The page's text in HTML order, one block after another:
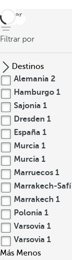
volver
Filtrar por
Destinos
Alemania 2
Hamburgo 1
Sajonia 1
Dresden 1
España 1
Murcia 1
Murcia 1
Marruecos 1
Marrakech-Safí
Marrakech 1
Polonia 1
Varsovia 1
Varsovia 1
Más Menos